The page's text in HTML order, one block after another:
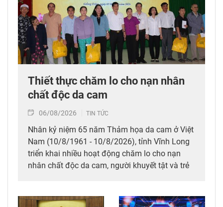
Thiết thực chăm lo cho nạn nhân
chất độc da cam
06/08/2026 TIN TỨC
Nhân kỷ niệm 65 năm Thảm họa da cam ở Việt
Nam (10/8/1961 - 10/8/2026), tỉnh Vĩnh Long
triển khai nhiều hoạt động chăm lo cho nạn
nhân chất độc da cam, người khuyết tật và trẻ
da cam, góp phần bảo đảm an sinh xã hội.